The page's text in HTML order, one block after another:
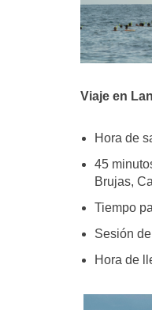
Viaje en
Hora de
45
Brujas,
Tiempo
Sesión
Hora de